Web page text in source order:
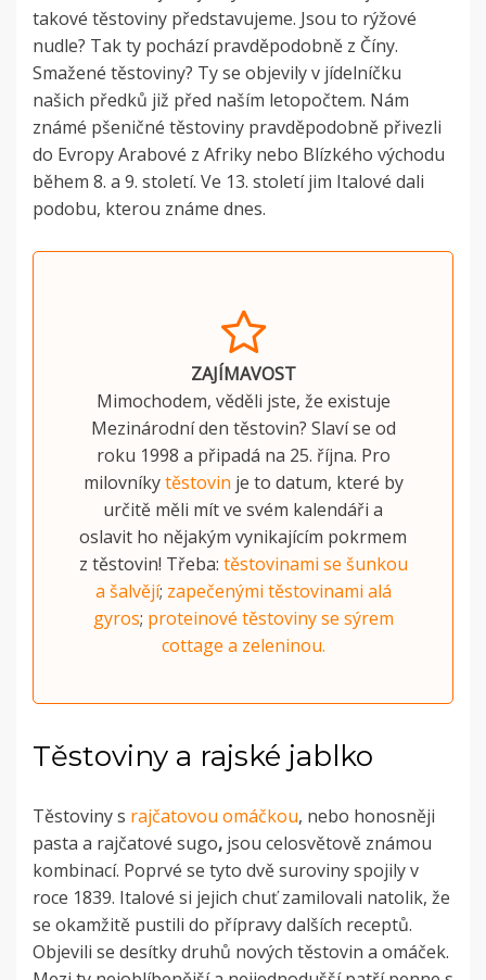
takové těstoviny představujeme. Jsou to rýžové
nudle? Tak ty pochází pravděpodobně z Číny.
Smažené těstoviny? Ty se objevily v jídelníčku
našich předků již před naším letopočtem. Nám
známé pšeničné těstoviny pravděpodobně přivezli
do Evropy Arabové z Afriky nebo Blízkého východu
během 8. a 9. století. Ve 13. století jim Italové dali
podobu, kterou známe dnes.
ZAJÍMAVOST
Mimochodem, věděli jste, že existuje
Mezinárodní den těstovin? Slaví se od
roku 1998 a připadá na 25. října. Pro
milovníkytěstovin je to datum, které by
určitě měli mít ve svém kalendáři a
oslavit ho nějakým vynikajícím pokrmem
z těstovin! Třeba: těstovinami se šunkou
a šalvějí; zapečenými těstovinami alá
gyros; proteinové těstoviny se sýrem
cottage a zeleninou.
Těstoviny a rajské jablko
Těstoviny s rajčatovou omáčkou, nebo honosněji
pasta a rajčatové sugo, jsou celosvětově známou
kombinací. Poprvé se tyto dvě suroviny spojily v
roce 1839. Italové si jejich chuť zamilovali natolik, že
se okamžitě pustili do přípravy dalších receptů.
Objevili se desítky druhů nových těstovin a omáček.